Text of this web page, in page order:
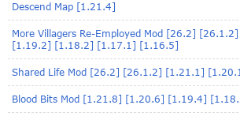
Descend Map [1.21.4]
More Villagers Re-Employed Mod [26.2]
[1.19.2] [1.18.2] [1.17.1] [1.16.5]
Shared Life Mod [26.2] [26.1.2] [1.21.1]
Blood Bits Mod [1.21.8] [1.20.6] [1.19.4]